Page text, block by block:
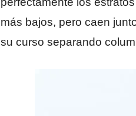
más bajos, pero caen
su curso separando